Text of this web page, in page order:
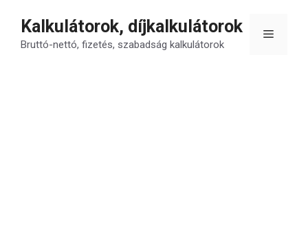
tartalomba
Kalkulátorok, díjkalkulátorok
Bruttó-nettó, fizetés, szabadság kalkulátorok
Menü